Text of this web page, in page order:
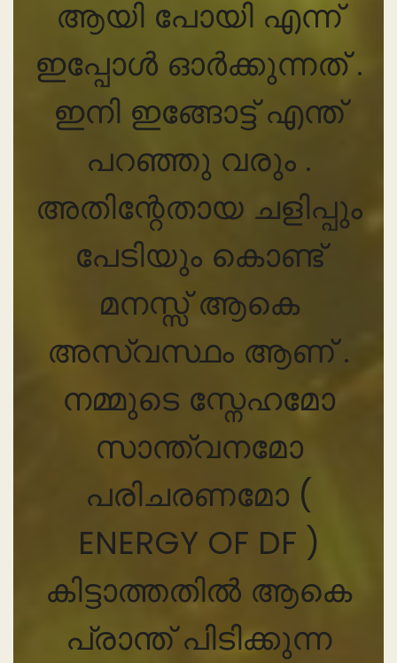
ആയി പോയി എന്ന്
ഇപ്പോൾ ഓർക്കുന്നത് .
ഇനി ഇങ്ങോട്ട് എന്ത്
പറഞ്ഞു വരും .
അതിന്റേതായ ചളിപ്പും
പേടിയും കൊണ്ട്
മനസ്സ് ആകെ
അസ്വസ്ഥം ആണ് .
നമ്മുടെ സ്നേഹമോ
സാന്ത്വനമോ
പരിചരണമോ (
ENERGY OF DF )
കിട്ടാത്തതിൽ ആകെ
പ്രാന്ത് പിടിക്കുന്ന